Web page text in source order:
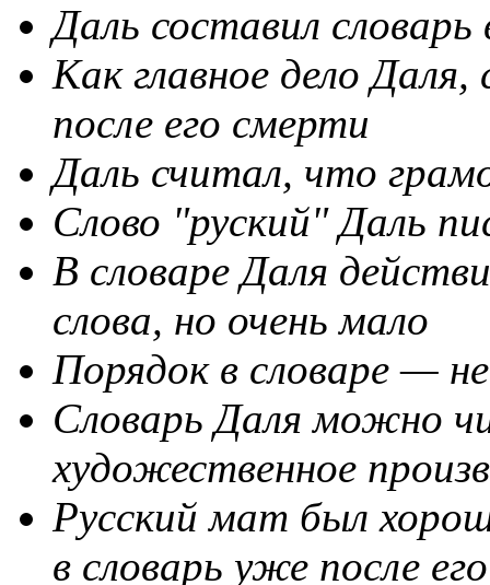
Даль составил словарь
Как главное дело Даля,
после его смерти
Даль считал, что
Слово "руский"Даль
В словаре Даля
слова, но очень мало
Порядок в словаре — не
Словарь Даля можно
художественное
Русский мат был
в словарь уже после его